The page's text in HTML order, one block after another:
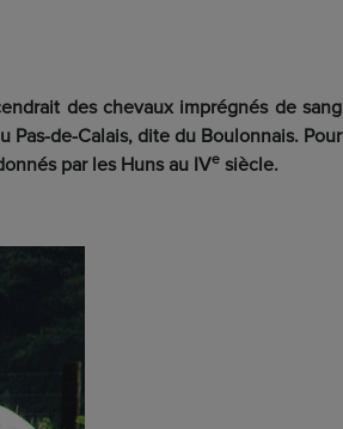
des chevaux imprégnés de sang
Pas-de-Calais, dite du Boulonnais. Pour
par les Huns au IVe siècle.